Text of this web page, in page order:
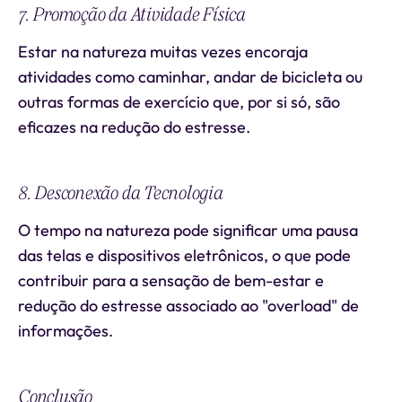
7. Promoção da Atividade Física
Estar na natureza muitas vezes encoraja
atividades como caminhar, andar de bicicleta ou
outras formas de exercício que, por si só, são
eficazes na redução do estresse.
8. Desconexão da Tecnologia
O tempo na natureza pode significar uma pausa
das telas e dispositivos eletrônicos, o que pode
contribuir para a sensação de bem-estar e
redução do estresse associado ao "overload" de
informações.
Conclusão